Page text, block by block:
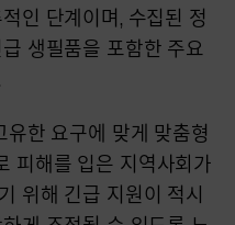
인 단계이며, 수집된 정
생필품을 포함한 주요
한 요구에 맞게 맞춤형
피해를 입은 지역사회가
위해 긴급 지원이 적시